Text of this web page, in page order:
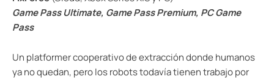
Game Pass Ultimate, Game Pass Premium, PC Game
Pass
Un platformer cooperativo de extracción donde humanos
ya no quedan, pero los robots todavía tienen trabajo por